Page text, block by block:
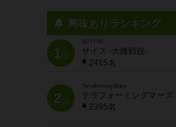
興味ありランキング
1位
SCYTHE
サイズ -大鎌戦役-
2415名
2位
Terraforming Mars
テラフォーミングマーズ
2395名